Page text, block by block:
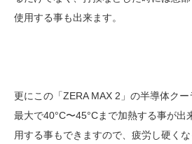
使用する事も出来ます。
更にこの「ZERA MAX 2」の半導体クー
最大で40°C〜45°Cまで加熱する事が出
用する事もできますので、疲労し硬く